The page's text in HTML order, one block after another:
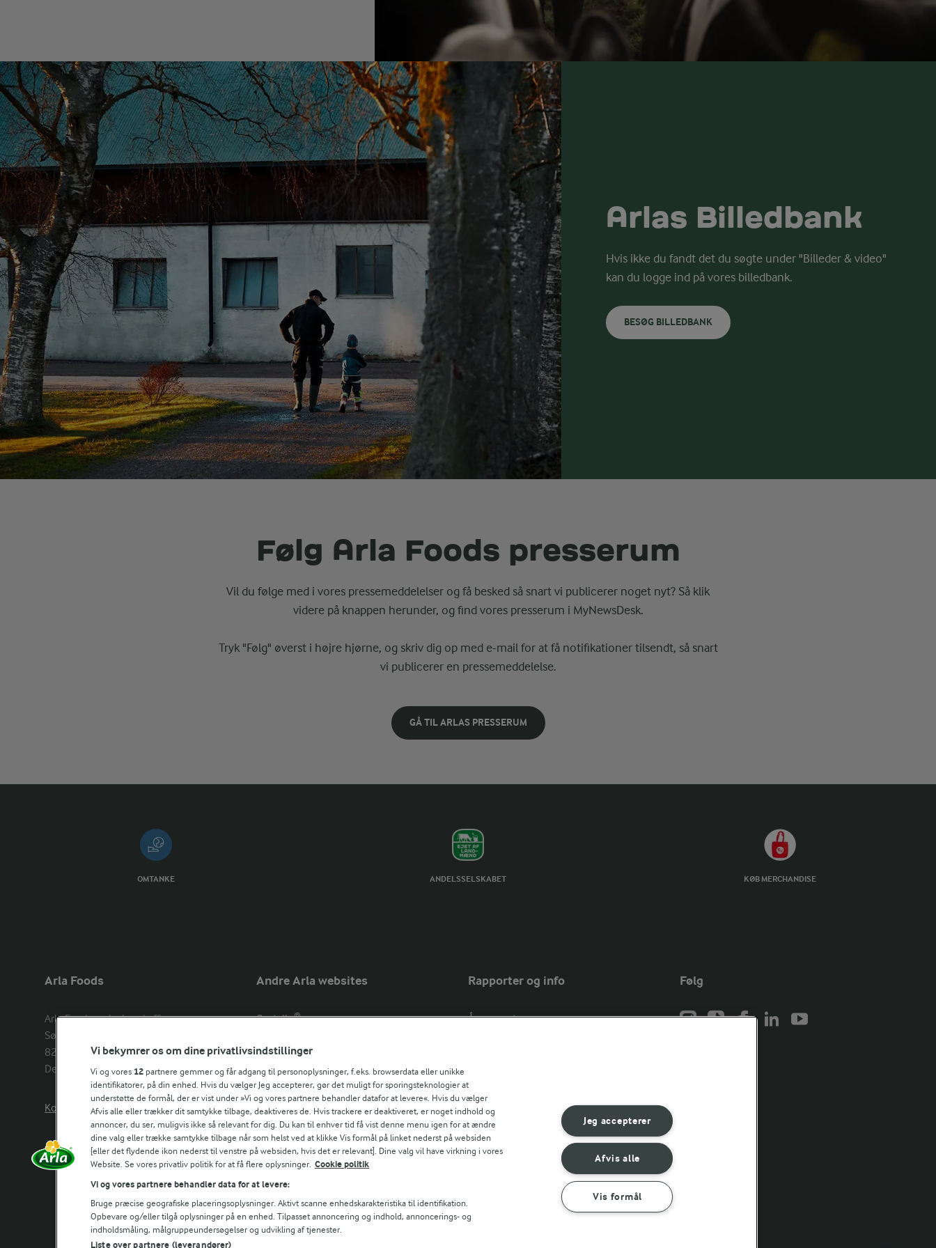
Arlas Billedbank
Hvis ikke du fandt det du søgte under "Billeder & video"
kan du logge ind på vores billedbank.
BESØG BILLEDBANK
Følg Arla Foods presserum
Vil du følge med i vores pressemeddelelser og få besked så snart vi publicerer noget nyt? Så klik
videre på knappen herunder, og find vores presserum i MyNewsDesk.
Tryk "Følg" øverst i højre hjørne, og skriv dig op med e-mail for at få notifikationer tilsendt, så snart
vi publicerer en pressemeddelelse.
GÅ TIL ARLAS PRESSERUM
OMTANKE ANDELSSELSKABET KØB MERCHANDISE
Arla Foods
Arla Foods amba head office
Sønderhøj 14,
8260 Viby J
Denmark
Kontakt os her
Andre Arla websites
Castello®
Arla Unika
Arla shop
Arla in other countries
Rapporter og info
Årsrapport
Arla Foods
Fødevarestyrelsens smiley-rapporter for
Jörd
Fødevarestyrelsens smiley-rapporter for
Lurpak PB
Følg
Vi bekymrer os om dine privatlivsindstillinger
Vi og vores 12 partnere gemmer og får adgang til personoplysninger, f.eks. browserdata eller unikke
identifikatorer, på din enhed. Hvis du vælger Jeg accepterer, gør det muligt for sporingsteknologier at
understøtte de formål, der er vist under »Vi og vores partnere behandler datafor at levere«. Hvis du vælger
Afvis alle eller trækker dit samtykke tilbage, deaktiveres de. Hvis trackere er deaktiveret, er noget indhold og
annoncer, du ser, muligvis ikke så relevant for dig. Du kan til enhver tid få vist denne menu igen for at ændre
dine valg eller trække samtykke tilbage når som helst ved at klikke Vis formål på linket nederst på websiden
[eller det flydende ikon nederst til venstre på websiden, hvis det er relevant]. Dine valg vil have virkning i vores
Website. Se vores privatliv politik for at få flere oplysninger. Cookie politik
Vi og vores partnere behandler data for at levere:
Bruge præcise geografiske placeringsoplysninger. Aktivt scanne enhedskarakteristika til identifikation.
Opbevare og/eller tilgå oplysninger på en enhed. Tilpasset annoncering og indhold, annoncerings- og
indholdsmåling, målgruppeundersøgelser og udvikling af tjenester.
Liste over partnere (leverandører)
Jeg accepterer
Afvis alle
Vis formål